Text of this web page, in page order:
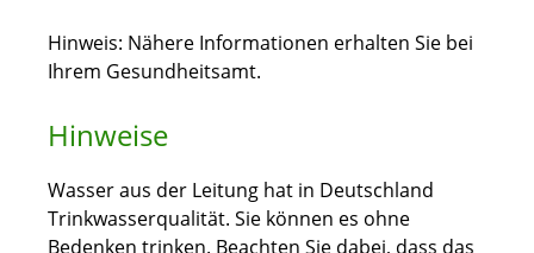
Hinweis: Nähere Informationen erhalten Sie bei
Ihrem Gesundheitsamt.
Hinweise
Wasser aus der Leitung hat in Deutschland
Trinkwasserqualität. Sie können es ohne
Bedenken trinken. Beachten Sie dabei, dass das